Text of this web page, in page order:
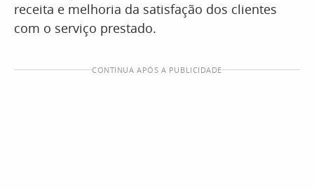
receita e melhoria da satisfação dos clientes
com o serviço prestado.
CONTINUA APÓS A PUBLICIDADE